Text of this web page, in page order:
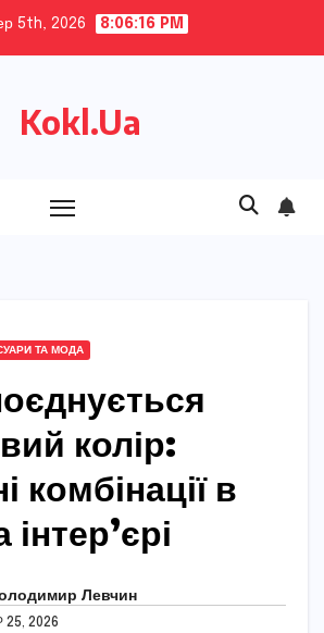
5th, 2026 8:06:17 PM
Kokl.Ua
ТА МОДА
колір:
комбінації в
інтер’єрі
Левчин
25, 2026